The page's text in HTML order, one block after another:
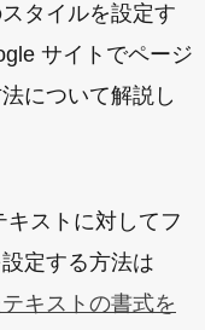
タイルを設定す
サイトでページ
について解説し
ストに対してフ
定する方法は
キストの書式を